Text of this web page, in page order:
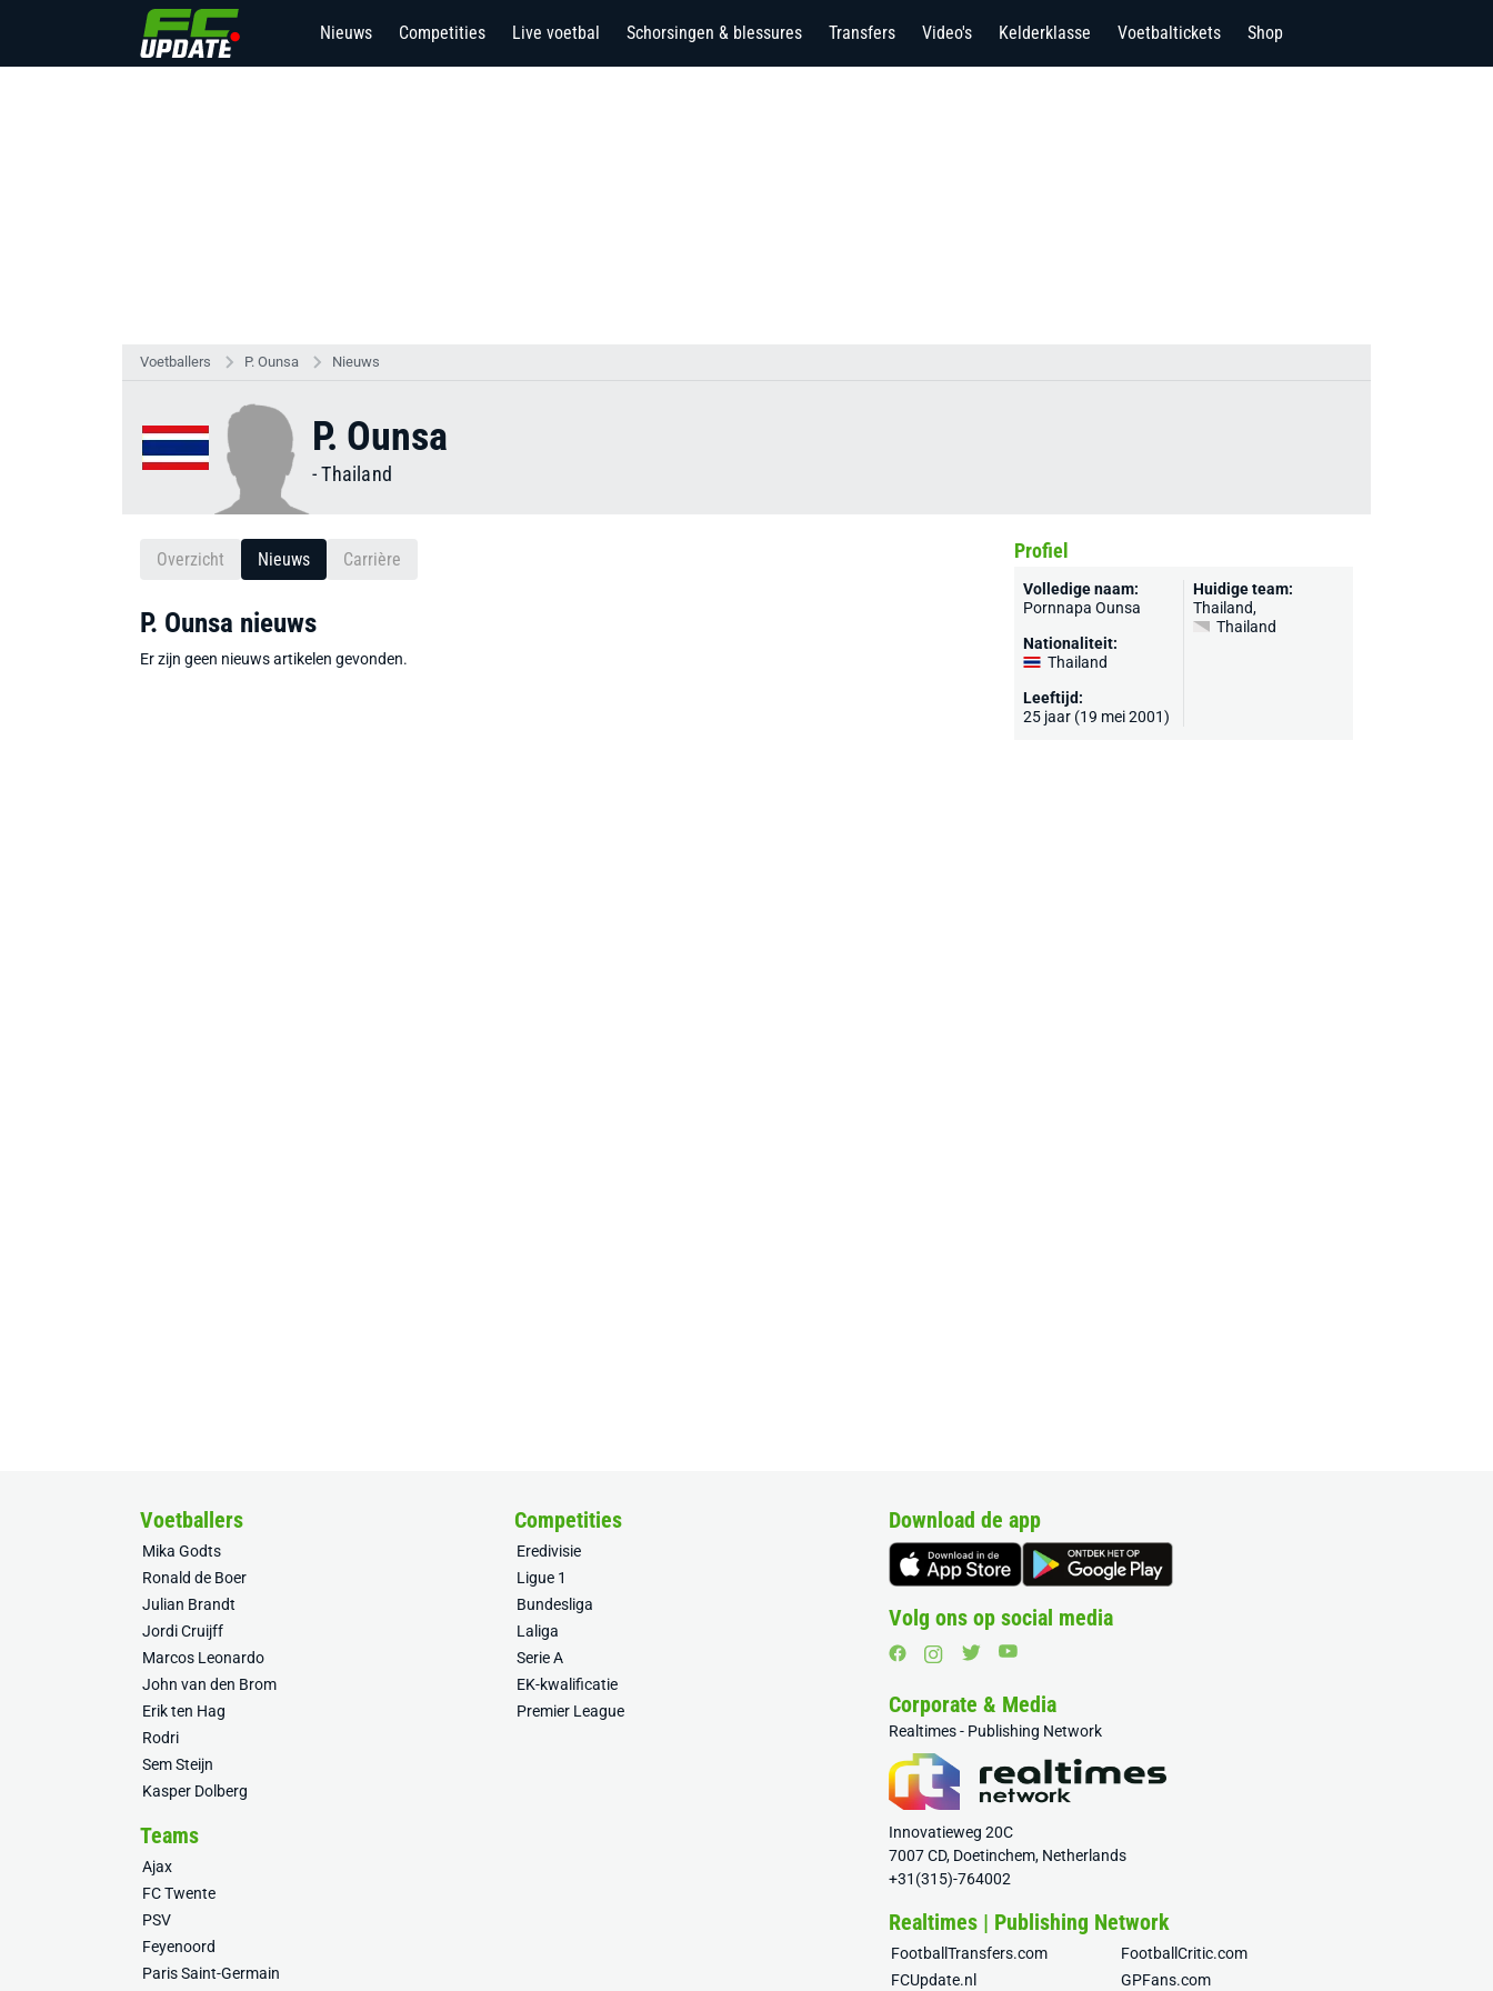
Nieuws Competities Live voetbal Schorsingen & blessures Transfers Video's Kelderklasse Voetbaltickets Shop
Voetballers P. Ounsa Nieuws
P. Ounsa
-Thailand
Overzicht Nieuws Carrière
P. Ounsa nieuws
Er zijn geen nieuws artikelen gevonden.
Profiel
Volledige naam:
Pornnapa Ounsa
Nationaliteit:
Thailand
Leeftijd:
25 jaar (19 mei 2001)
Huidige team:
Thailand,
Thailand
Voetballers
Mika Godts
Ronald de Boer
Julian Brandt
Jordi Cruijff
Marcos Leonardo
John van den Brom
Erik ten Hag
Rodri
Sem Steijn
Kasper Dolberg
Competities
Eredivisie
Ligue 1
Bundesliga
Laliga
Serie A
EK-kwalificatie
Premier League
Teams
Ajax
FC Twente
PSV
Feyenoord
Paris Saint-Germain
Download de app
Volg ons op social media
Corporate & Media
Realtimes - Publishing Network
Innovatieweg 20C
7007 CD, Doetinchem, Netherlands
+31(315)-764002
Realtimes | Publishing Network
FootballTransfers.com
FootballCritic.com
FCUpdate.nl
GPFans.com